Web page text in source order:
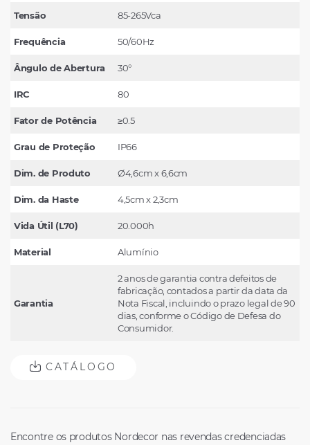
Tensão 85-265Vca
Frequência 50/60Hz
Ângulo de Abertura 30°
IRC 80
Fator de Potência ≥0.5
Grau de Proteção IP66
Dim. de Produto Ø4,6cm x 6,6cm
Dim. da Haste 4,5cm x 2,3cm
Vida Útil (L70) 20.000h
Material Alumínio
Garantia
2 anos de garantia contra defeitos de
fabricação, contados a partir da data da
Nota Fiscal, incluindo o prazo legal de 90
dias, conforme o Código de Defesa do
Consumidor.
CATÁLOGO
Encontre os produtos Nordecor nas revendas credenciadas